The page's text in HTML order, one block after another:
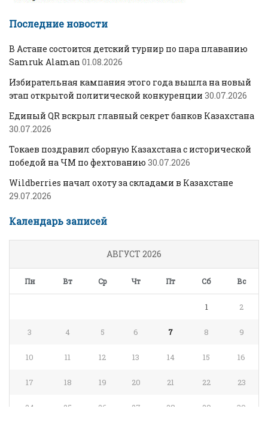
Последние новости
В Астане состоится детский турнир по пара плаванию
Samruk Alaman 01.08.2026
Избирательная кампания этого года вышла на новый
этап открытой политической конкуренции 30.07.2026
Единый QR вскрыл главный секрет банков Казахстана
30.07.2026
Токаев поздравил сборную Казахстана с исторической
победой на ЧМ по фехтованию 30.07.2026
Wildberries начал охоту за складами в Казахстане
29.07.2026
Календарь записей
АВГУСТ 2026
Пн Вт Ср Чт Пт Сб Вс
1 2
3 4 5 6 7 8 9
10 11 12 13 14 15 16
17 18 19 20 21 22 23
24 25 26 27 28 29 30